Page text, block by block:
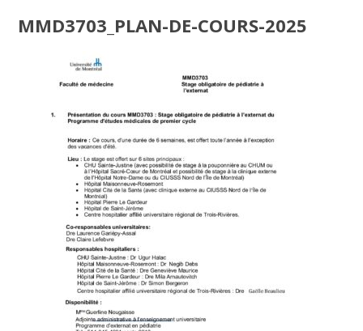
MMD3703_PLAN-DE-COURS-2025